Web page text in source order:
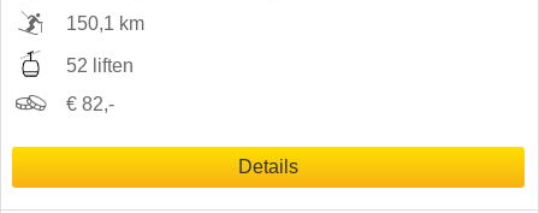
150,1 km
52 liften
€ 82,-
Details